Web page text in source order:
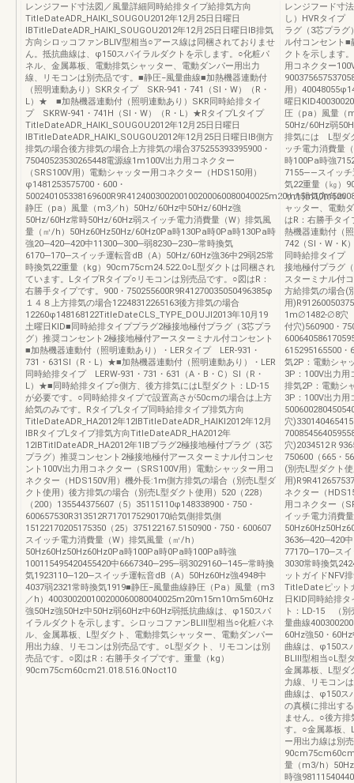
レンジフード寸法図／風量詳細同時給排タイプ給排気方向
TitleDateADR_HAIKI_SOUGOU2012年12月25日日曜日
IBTitleDateADR_HAIKI_SOUGOU2012年12月25日日曜日IB排気
方向シロッコファンBLⅣ型相当○アース線は同梱されておりませ
ん。抵抗曲線は、φ150スパイラルダクトを示します。○化粧パ
ネル、金属幕板、電動排気シャッター、電動ダンパー用出力
線、リモコンは別売品です。■静圧−風量曲線■加熱機器連動付
（照明連動あり）SKRタイプ SKR-941・741（SI・W）（R・
L）★ ■加熱機器連動付（照明連動あり）SKR同時給排タイ
プ SKRW-941・741H（SI・W）（R・L）★RタイプLタイプ
TitleDateADR_HAIKI_SOUGOU2012年12月25日日曜日
IBTitleDateADR_HAIKI_SOUGOU2012年12月25日日曜日IB側方
排気の場合後方排気の場合上方排気の場合375255393395900・
75040523530265448電源線1m100V出力用コネクター
（SRS100V用）電動シャッター用コネクター（HDS150用）
φ1481253575700・600・
500240105338169600R9R412400300200100200060080040025m20m15m10m5m
静圧（pa）風量（m3／h）50Hz/60Hz中50Hz/60Hz強
50Hz/60Hz常時50Hz/60Hz弱スイッチ電力消費量（W）排気風
量（㎥/h）50Hz60Hz50Hz/60Hz0Pa時130Pa時0Pa時130Pa時
強20─420─420中11300─300─弱8230─230─常時換気
6170─170─スイッチ運転音dB（A）50Hz/60Hz強36中29弱25常
時換気22重量（kg）90cm75cm24.522.0○L型ダクトは同梱され
ています。LタイプRタイプ○リモコンは別売品です。○図はR：
右勝手タイプです。900・750255600R9R41270035050496385φ
１４８上方排気の場合12248312265163後方排気の場合
12260φ148168122TitleDateCLS_TYPE_DOUJI2013年10月19
土曜日KID■同時給排タイププラグ2極接地極付プラグ（3芯プラ
グ）推奨コンセント2極接地極付アースターミナル付コンセント
■加熱機器連動付（照明連動あり）・LERタイプ LER-931・
731・631SⅠ（R・L）★■加熱機器連動付（照明連動あり）・LER
同時給排タイプ LERW-931・731・631（A・B・C）SⅠ（R・
L）★■同時給排タイプ○側方、後方排気にはL型ダクト：LD-15
が必要です。○同時給排タイプで設置高さが50cmの場合は上方
給気のみです。RタイプLタイプ同時給排タイプ排気方向
TitleDateADR_HA2012年12IBTitleDateADR_HAIKI2012年12月
IBRタイプLタイプ排気方向TitleDateADR_HA2012年
12IBTitlDateADR_HA2012年1IBプラグ2極接地極付プラグ（3芯
プラグ）推奨コンセント2極接地極付アースターミナル付コンセ
ント100V出力用コネクター（SRS100V用）電動シャッター用コ
ネクター（HDS150V用）機外長:1m側方排気の場合（別売L型ダ
クト使用）後方排気の場合（別売L型ダクト使用）520（228）
（200）135544375607（5）35115110φ148338900・750・
600657530R313512R7170175290170給気側排気側
15122170205175350（25）375122167.5150900・750・600607
スイッチ電力消費量（W）排気風量（㎥/h）
50Hz60Hz50Hz60Hz0Pa時100Pa時0Pa時100Pa時強
100115495420455420中6667340─295─弱3029160─145─常時換
気1923110─120─スイッチ運転音dB（A）50Hz60Hz強4948中
4037弱2321常時換気1919■静圧−風量曲線静圧（Pa）風量（m3
／h）400300200100200060080040025m20m15m10m5m60Hz
強50Hz強50Hz中50Hz弱60Hz中60Hz弱抵抗曲線は、φ150スパ
イラルダクトを示します。シロッコファンBLⅢ型相当○化粧パネ
ル、金属幕板、L型ダクト、電動排気シャッター、電動ダンパー
用出力線、リモコンは別売品です。○L型ダクト、リモコンは別
売品です。○図はR：右勝手タイプです。重量（kg）
90cm75cm60cm21.018.516.0Noct10
レンジフード寸
し）HVRタイプ
ラグ（3芯プラグ
ル付コンセント
クトを示します
用コネクター
用）
曜日
圧（pa）風量（
50Hz/60Hz弱
排気には L型ダ
ッチ電力消費量
時100Pa時強
7155――スイッチ
気22重量（㎏）
リカ排気方向
ャッター、電動
はR：右勝手タ
熱機器連動付（
742（SI・W・K
同時給排タイプ
接地極付プラグ
スターミナル付
方給排気の場合(
用
1m∅1482-∅8穴
付穴)560900・
615295165500・
気2P：電動シャ
3P：100V出力
排気2P：電動シ
3P：100V出力用
穴
穴)2034512Ｒ
750600（665・
(別売L型ダクト
用
ネクター（
用コネクター（
イッチ電力消費
3636─420─420
77170─170─スイ
3030常時換気
ットガイドNFV
TitleDateピット
日KID同時給排
ト：LD-15 （別
量曲線
60Hz強50・
曲線は、φ150ス
BLⅢ型相当○L型
金属幕板、L型ダ
力線、リモコン
曲線は、φ150ス
の真横に排出す
ません。○後方
す。○金属幕板、
ー用出力線は別
量（m3/h）
時強